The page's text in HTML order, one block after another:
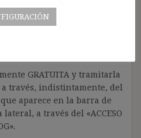
contenido de terceros sin
de autor, me ha
del blog únicamente
GRATUITA y tramitarla
través, indistintamente, del
que aparece en la barra de
a través del «ACCESO